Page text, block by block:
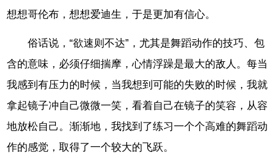
想想哥伦布，想想爱迪生，于是更加有信心。
俗话说，“欲速则不达”，尤其是舞蹈动作的技巧、包
含的意味，必须仔细揣摩，心情浮躁是最大的敌人。每当
我感到有压力的时候，当我想到可能的失败的时候，我就
拿起镜子冲自己微微一笑，看着自己在镜子的笑容，从容
地放松自己。渐渐地，我找到了练习一个个高难的舞蹈动
作的感觉，取得了一个较大的飞跃。